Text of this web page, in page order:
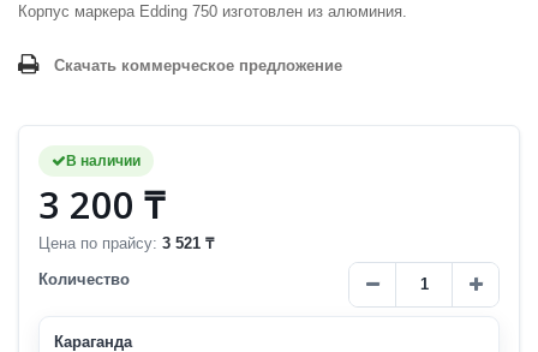
Корпус маркера Edding 750 изготовлен из алюминия.
Скачать коммерческое предложение
В наличии
3 200 ₸
Цена по прайсу: 3 521 ₸
Количество
Караганда